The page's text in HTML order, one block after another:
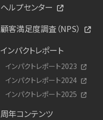
ヘルプセンター
顧客満足度調査（NPS）
インパクトレポート
インパクトレポート2023
インパクトレポート2024
インパクトレポート2025
周年コンテンツ